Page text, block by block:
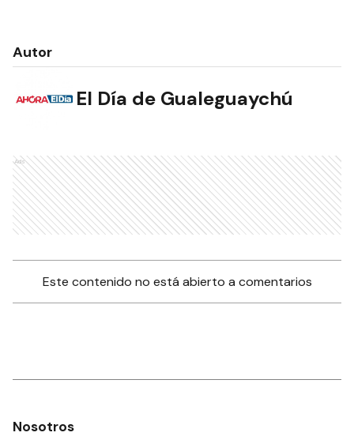
Autor
El Día de Gualeguaychú
Ads
Este contenido no está abierto a comentarios
Nosotros